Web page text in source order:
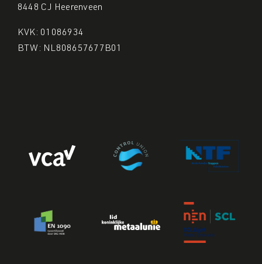
8448 CJ Heerenveen
KVK: 01086934
BTW: NL808657677B01